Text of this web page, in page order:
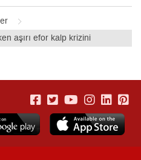
aşırı efor kalp krizini